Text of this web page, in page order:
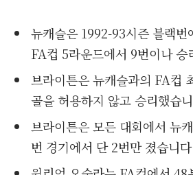
뉴캐슬은 1992-93시즌 블랙번
FA컵 5라운드에서 9번이나 승
브라이튼은 뉴캐슬과의 FA컵
골을 허용하지 않고 승리했습
브라이튼은 모든 대회에서 뉴
번 경기에서 단 2번만 졌습니